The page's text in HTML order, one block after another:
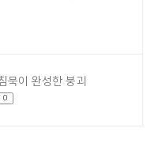
묵이 완성한 붕괴
0